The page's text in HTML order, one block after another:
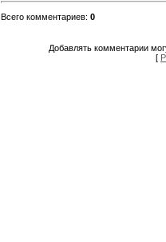
Всего комментариев: 0
Добавлять комментарии
[